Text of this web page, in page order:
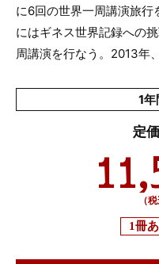
に6回の世界一周講演旅
にはギネス世界記録への
周講演を行なう。2013年
1年
定
（
1冊